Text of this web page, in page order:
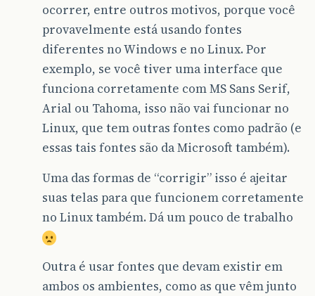
ocorrer, entre outros motivos, porque você
provavelmente está usando fontes
diferentes no Windows e no Linux. Por
exemplo, se você tiver uma interface que
funciona corretamente com MS Sans Serif,
Arial ou Tahoma, isso não vai funcionar no
Linux, que tem outras fontes como padrão (e
essas tais fontes são da Microsoft também).
Uma das formas de “corrigir” isso é ajeitar
suas telas para que funcionem corretamente
no Linux também. Dá um pouco de trabalho
Outra é usar fontes que devam existir em
ambos os ambientes, como as que vêm junto